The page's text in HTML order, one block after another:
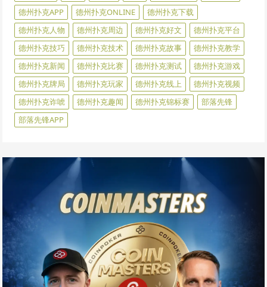
德州扑克APP
德州扑克ONLINE
德州扑克下载
德州扑克人物
德州扑克周边 德州扑克好文
德州扑克平台
德州扑克技巧
德州扑克技术 德州扑克故事
德州扑克教学
德州扑克新闻
德州扑克比赛 德州扑克测试
德州扑克游戏
德州扑克牌局
德州扑克玩家 德州扑克线上
德州扑克视频
德州扑克诈唬
德州扑克趣闻 德州扑克锦标赛
部落先锋
部落先锋APP